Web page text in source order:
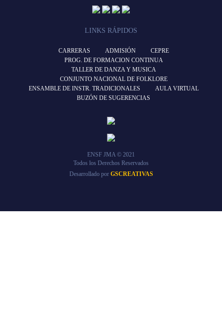
LINKS RÁPIDOS
CARRERAS ADMISIÓN
CEPRE
PROG. DE FORMACION CONTINUA
TALLER DE DANZA Y MUSICA
CONJUNTO NACIONAL DE FOLKLORE
ENSAMBLE DE INSTR. TRADICIONALES
AULA VIRTUAL
BUZÓN DE SUGERENCIAS
ENSF JMA © 2021
Todos los Derechos Reservados
Desarrollado por GSCREATIVAS